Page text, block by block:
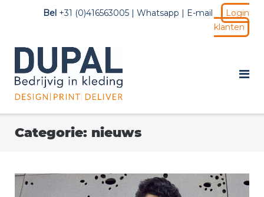
inhoud
Bel +31 (0)416563005 |Whatsapp | E-mail
Login
klanten
Categorie: nieuws